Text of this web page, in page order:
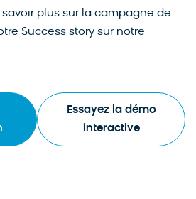
plus sur la campagne de
Success story sur notre
Essayez la démo
interactive